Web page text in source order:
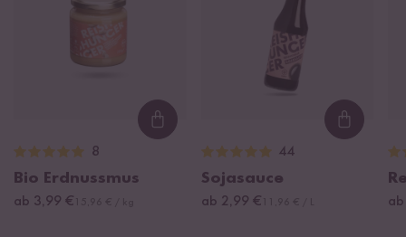
Loading...
8
Bio Erdnussmus
ab 3,99 €
44
Sojasauce
ab 2,99 €